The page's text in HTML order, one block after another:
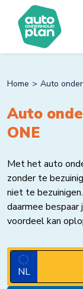
Home Auto
Auto
ONE
Met het auto
zonder te
niet te
daarmee
voordeel kan
NL